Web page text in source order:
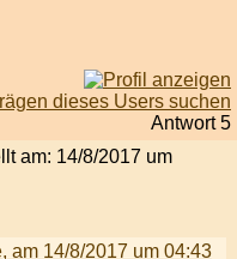
Antwort 5
am: 14/8/2017 um
am 14/8/2017 um 04:43